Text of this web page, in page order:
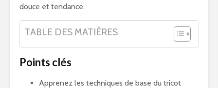
douce et tendance.
TABLE DES MATIÈRES
Points clés
Apprenez les techniques de base du tricot